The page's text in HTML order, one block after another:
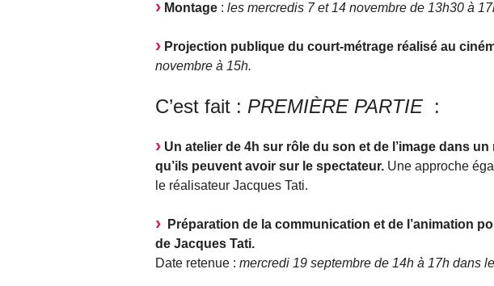
Montage : les mercredis 7 et 14 novembre de 13h30 à
Projection publique du court-métrage réalisé au
novembre à 15h.
C’est fait : PREMIÈRE PARTIE :
Un atelier de 4h sur rôle du son et de l’image dans
qu’ils peuvent avoir sur le spectateur. Une approche
le réalisateur Jacques Tati.
Préparation de la communication et de l’animation
de Jacques Tati.
Date retenue : mercredi 19 septembre de 14h à 17h dans